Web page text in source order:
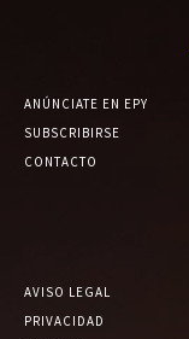
ANÚNCIATE EN EPY
SUBSCRIBIRSE
CONTACTO
AVISO LEGAL
PRIVACIDAD